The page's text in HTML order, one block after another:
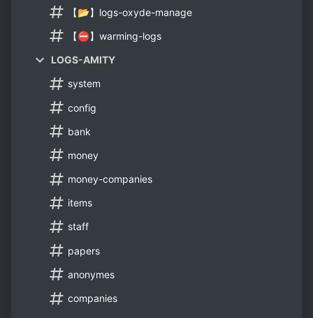
【📂】logs-oxyde-manage
【⛔】warming-logs
LOGS-AMITY
system
config
bank
money
money-companies
items
staff
papers
anonymes
companies